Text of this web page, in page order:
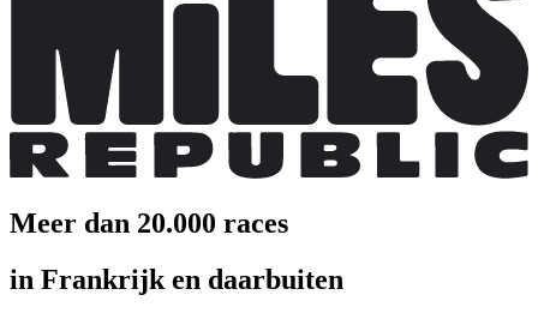
Meer dan 20.000 races
in Frankrijk en daarbuiten